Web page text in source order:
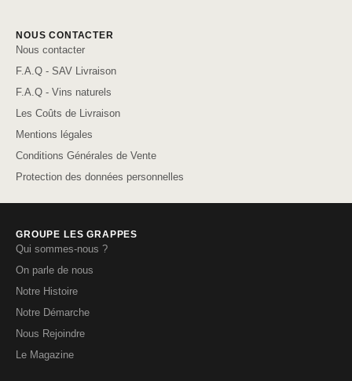
NOUS CONTACTER
Nous contacter
F.A.Q - SAV Livraison
F.A.Q - Vins naturels
Les Coûts de Livraison
Mentions légales
Conditions Générales de Vente
Protection des données personnelles
GROUPE LES GRAPPES
Qui sommes-nous ?
On parle de nous
Notre Histoire
Notre Démarche
Nous Rejoindre
Le Magazine